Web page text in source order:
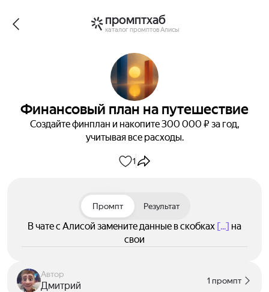
промптхаб
каталог промптов Алисы
Финансовый план на путешествие
Создайте финплан и накопите 300 000 ₽ за год,
учитывая все расходы.
1
Промпт Результат
В чате с Алисой замените данные в скобках [...] на
свои
Автор
Дмитрий 1 промпт